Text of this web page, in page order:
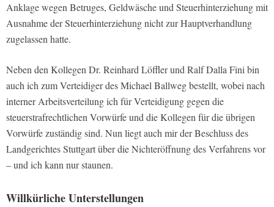
Anklage wegen Betruges, Geldwäsche und Steuerhinterziehung mit
Ausnahme der Steuerhinterziehung nicht zur Hauptverhandlung
zugelassen hatte.
Neben den Kollegen Dr. Reinhard Löffler und Ralf Dalla Fini bin
auch ich zum Verteidiger des Michael Ballweg bestellt, wobei nach
interner Arbeitsverteilung ich für Verteidigung gegen die
steuerstrafrechtlichen Vorwürfe und die Kollegen für die übrigen
Vorwürfe zuständig sind. Nun liegt auch mir der Beschluss des
Landgerichtes Stuttgart über die Nichteröffnung des Verfahrens vor
– und ich kann nur staunen.
Willkürliche Unterstellungen